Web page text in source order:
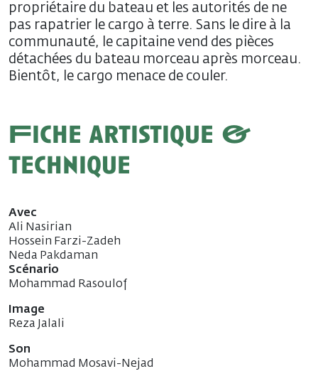
propriétaire du bateau et les autorités de ne
pas rapatrier le cargo à terre. Sans le dire à la
communauté, le capitaine vend des pièces
détachées du bateau morceau après morceau.
Bientôt, le cargo menace de couler.
Fiche artistique &
technique
Avec
Ali Nasirian
Hossein Farzi-Zadeh
Neda Pakdaman
Scénario
Mohammad Rasoulof
Image
Reza Jalali
Son
Mohammad Mosavi-Nejad